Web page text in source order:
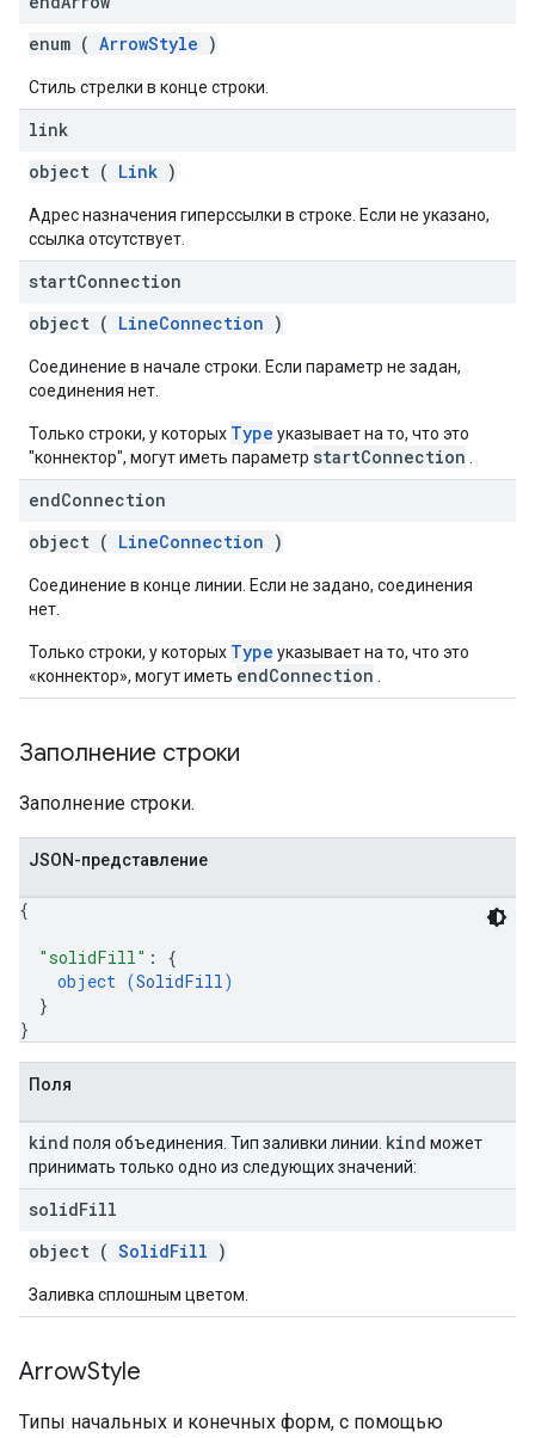
enum ( ArrowStyle )
Стиль стрелки в конце строки.
link
object ( Link )
Адрес назначения гиперссылки в строке. Если не указано,
ссылка отсутствует.
startConnection
object ( LineConnection )
Соединение в начале строки. Если параметр не задан,
соединения нет.
Только строки, у которых Type указывает на то, что это
"коннектор", могут иметь параметр startConnection
endConnection
object ( LineConnection )
Соединение в конце линии. Если не задано, соединения
нет.
Только строки, у которых Type указывает на то, что это
«коннектор», могут иметь endConnection
Заполнение строки
Заполнение строки.
JSON-представление
{
"solidFill" : {
object (SolidFill)
}
}
Поля
kind поля объединения. Тип заливки линии. kind может
принимать только одно из следующих значений:
solidFill
object ( SolidFill )
Заливка сплошным цветом.
ArrowStyle
Типы начальных и конечных форм, с помощью